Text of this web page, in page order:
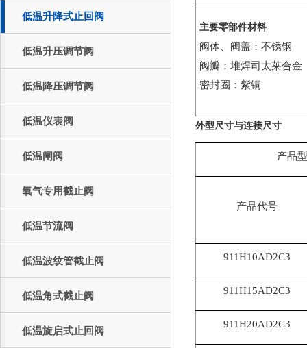
低温升降式止回阀
低温升压调节阀
低温降压调节阀
低温仪表阀
低温闸阀
氧气专用截止阀
低温节流阀
低温波纹管截止阀
低温角式截止阀
低温旋启式止回阀
主要零部件材料
阀体、阀盖：不锈钢
阀瓣：堆焊司太莱合金
密封圈：紫铜
外型尺寸与连接尺寸
产品
产品代号
911H10AD2C3
911H15AD2C3
911H20AD2C3